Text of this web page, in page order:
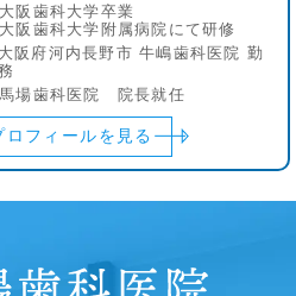
大阪歯科大学卒業
大阪歯科大学附属病院にて研修
大阪府河内長野市 牛嶋歯科医院 勤
馬場歯科医院 院長就任
ロフィールを見る